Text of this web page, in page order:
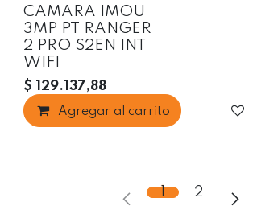
Oferta
CAMARA IMOU
3MP PT RANGER
2 PRO S2EN INT
WIFI
$ 129.137,88
Agregar al carrito
2